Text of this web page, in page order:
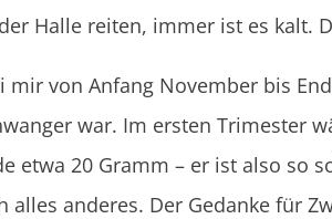
Halle reiten, immer ist es kalt.
mir von Anfang November bis
war. Im ersten Trimester
etwa 20 Gramm – er ist also
anderes. Der Gedanke für